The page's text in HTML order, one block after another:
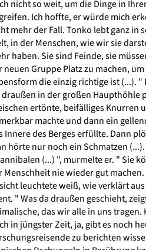
nicht so weit, um die Dinge in
Ich hoffte, er würde mich
mehr der Fall. Tonko lebt ganz in
in der Menschen, wie wir sie
haben. Sie sind Feinde, sie
neuen Gruppe Platz zu machen,
die einzig richtige ist (...).
draußen in der großen Haupthöhle
ertönte, beifälliges Knurren
machte und dann ein
Innere des Berges erfüllte. Dann
hörte nur noch ein Schmatzen
(...) ", murmelte er. " Sie
Menschheit nie wieder gut
leuchtete weiß, wie verklärt
" Was da draußen geschieht,
das wir alle in uns tragen.
in jüngster Zeit, ja, gibt es noch
zu berichten